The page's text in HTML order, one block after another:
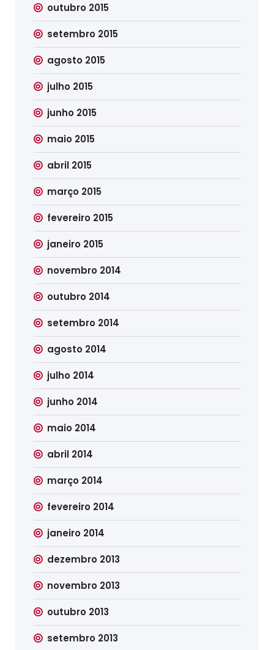
outubro 2015
setembro 2015
agosto 2015
julho 2015
junho 2015
maio 2015
abril 2015
março 2015
fevereiro 2015
janeiro 2015
novembro 2014
outubro 2014
setembro 2014
agosto 2014
julho 2014
junho 2014
maio 2014
abril 2014
março 2014
fevereiro 2014
janeiro 2014
dezembro 2013
novembro 2013
outubro 2013
setembro 2013